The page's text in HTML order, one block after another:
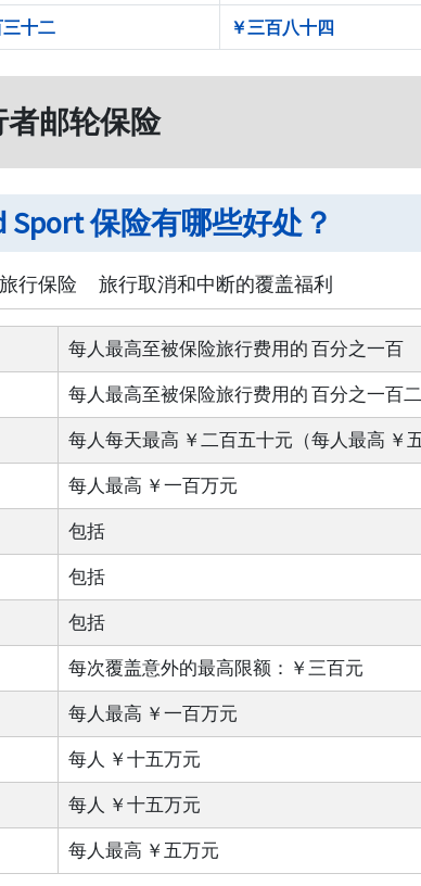
三十二 ￥三百八十四
者邮轮保险
Sport 保险有哪些好处？
旅行保险 旅行取消和中断的覆盖福利
每人最高至被保险旅行费用的 百分之一百
每人最高至被保险旅行费用的 百分之一百
每人每天最高 ￥二百五十元（每人最高 ￥五
每人最高 ￥一百万元
包括
包括
包括
每次覆盖意外的最高限额：￥三百元
每人最高 ￥一百万元
每人 ￥十五万元
每人 ￥十五万元
每人最高 ￥五万元